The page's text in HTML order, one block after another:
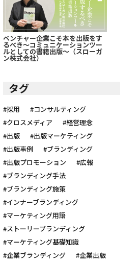
ベンチャー企業こそ本を出版をす
るべき～コミュニケーションツー
ルとしての書籍出版～（スローガ
ン株式会社）
タグ
#採用
#コンサルティング
#クロスメディア
#経営理念
#出版
#出版マーケティング
#出版事例
#ブランディング
#出版プロモーション
#広報
#ブランディング手法
#ブランディング施策
#インナーブランディング
#マーケティング用語
#ストーリーブランディング
#マーケティング基礎知識
#企業ブランディング
#企業出版